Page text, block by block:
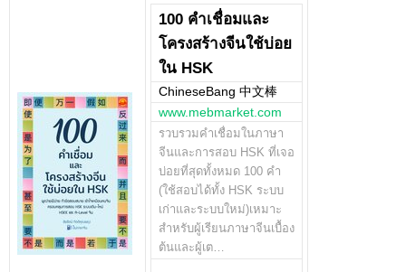
100 คำเชื่อมและ
โครงสร้างจีนใช้บ่อย
ใน HSK
ChineseBang 中文棒
www.mebmarket.com
รวบรวมคำเชื่อมในภาษา
จีนและการสอบ HSK ที่เจอ
บ่อยที่สุดทั้งหมด 100 คำ
(ใช้สอบได้ทั้ง HSK ระบบ
เก่าและระบบใหม่)เหมาะ
สำหรับผู้เรียนภาษาจีนเบื้อง
ต้นและผู้เต…